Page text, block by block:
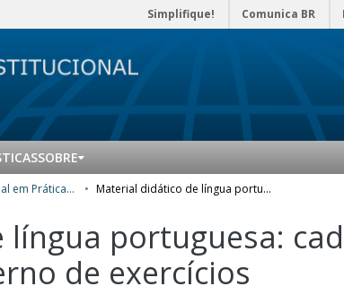
Simplifique! Comunica BR
SOBRE
Mestrado Profissional em Práticas de Educação Básica (MPPEB) - Produtos Educacionais Material didático de língua portuguesa: caderno de atividades de leitura crítica e caderno de exercícios
portuguesa:
de exercícios